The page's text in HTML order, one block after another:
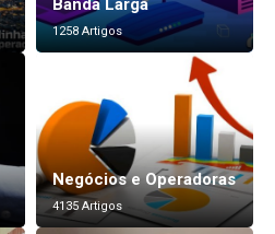
Banda Larga
1258 Artigos
Negócios e Operadoras
4135 Artigos